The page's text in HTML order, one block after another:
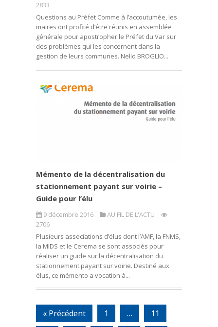
2833
Questions au Préfet Comme à l’accoutumée, les
maires ont profité d’être réunis en assemblée
générale pour apostropher le Préfet du Var sur
des problèmes qui les concernent dans la
gestion de leurs communes. Nello BROGLIO...
Mémento de la décentralisation du
stationnement payant sur voirie –
Guide pour l’élu
9 décembre 2016
AU FIL DE L'ACTU
2706
Plusieurs associations d’élus dont l’AMF, la FNMS,
la MIDS et le Cerema se sont associés pour
réaliser un guide sur la décentralisation du
stationnement payant sur voirie. Destiné aux
élus, ce mémento a vocation à...
« Précédent 1 … 11